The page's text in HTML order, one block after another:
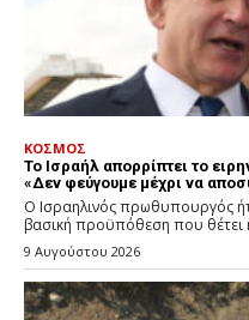
ΚΟΣΜΟΣ
Το Ισραήλ απορρίπτει το
«Δεν φεύγουμε μέχρι να
Ο Ισραηλινός πρωθυπουργός
βασική προϋπόθεση που θέτει
9 Αυγούστου 2026